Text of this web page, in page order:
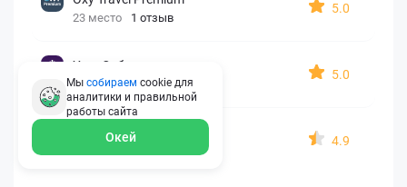
23 место 1 отзыв
5.0
УралСиб
24 место 1 отзыв
5.0
МАКС
4.9
Мы собираем cookie для
аналитики и правильной
работы сайта
Окей